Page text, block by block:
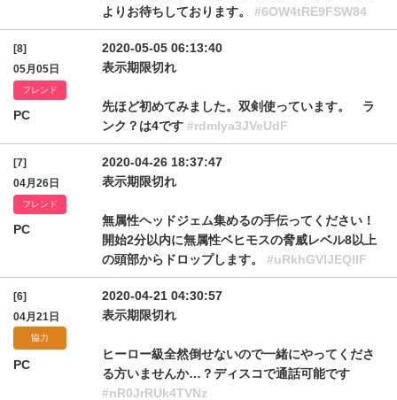
よりお待ちしております。 #6OW4tRE9FSW84
[8]
05月05日
フレンド
PC
2020-05-05 06:13:40
表示期限切れ
先ほど初めてみました。双剣使っています。 ラ
ンク？は4です #rdmlya3JVeUdF
[7]
04月26日
フレンド
PC
2020-04-26 18:37:47
表示期限切れ
無属性ヘッドジェム集めるの手伝ってください！
開始2分以内に無属性ベヒモスの脅威レベル8以上
の頭部からドロップします。 #uRkhGVlJEQllF
[6]
04月21日
協力
PC
2020-04-21 04:30:57
表示期限切れ
ヒーロー級全然倒せないので一緒にやってくださ
る方いませんか…？ディスコで通話可能です
#nR0JrRUk4TVNz